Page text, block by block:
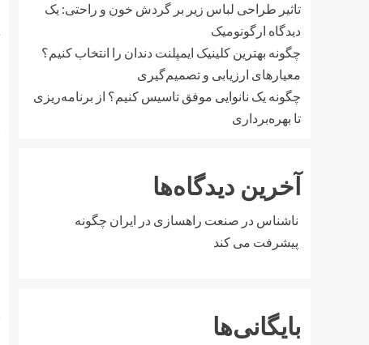
تاثیر طراحی لباس زیر بر گردش خون و راحتی: یک
دیدگاه ارگونومیک
چگونه بهترین کلینیک ایمپلنت دندان را انتخاب کنیم؟
معیارهای ارزیابی و تصمیم‌گیری
چگونه یک نانوایی موفق تاسیس کنیم؟ از برنامه‌ریزی
تا بهره‌برداری
آخرین دیدگاه‌ها
ناشناس در صنعت راهسازی در ایران چگونه
پیشرفت می کند
بایگانی‌ها